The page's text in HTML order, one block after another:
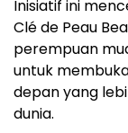
Inisiatif ini
Clé de Peau
perempuan
untuk
depan yang
dunia.